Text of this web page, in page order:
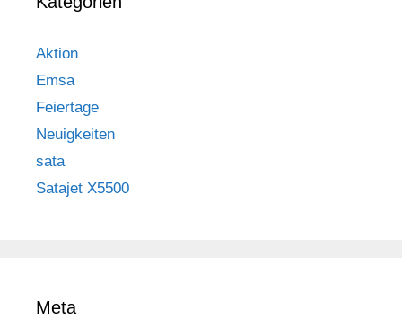
Aktion
Emsa
Feiertage
Neuigkeiten
sata
Satajet X5500
Meta